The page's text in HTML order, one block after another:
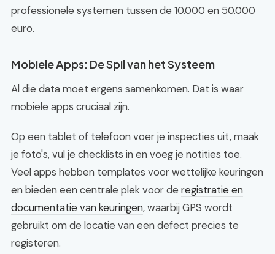
professionele systemen tussen de 10.000 en 50.000
euro.
Mobiele Apps: De Spil van het Systeem
Al die data moet ergens samenkomen. Dat is waar
mobiele apps cruciaal zijn.
Op een tablet of telefoon voer je inspecties uit, maak
je foto's, vul je checklists in en voeg je notities toe.
Veel apps hebben templates voor wettelijke keuringen
en bieden een centrale plek voor de registratie en
documentatie van keuringen, waarbij GPS wordt
gebruikt om de locatie van een defect precies te
registeren.